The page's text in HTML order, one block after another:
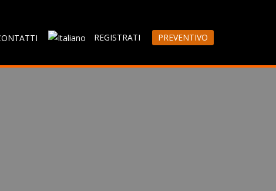
REGISTRATI PREVENTIVO